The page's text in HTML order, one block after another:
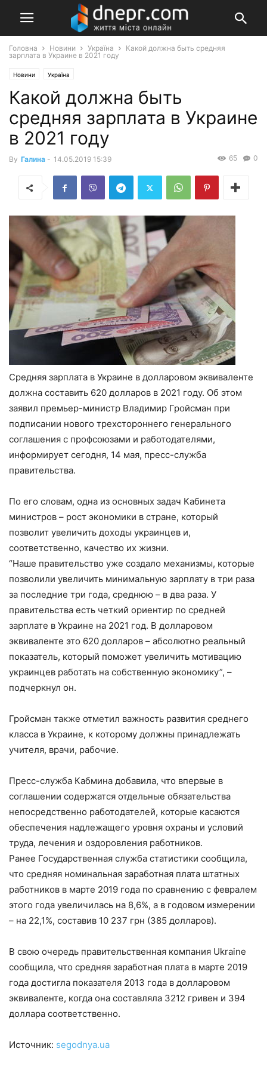
Головна Новини Україна
Какой должна быть средняя
зарплата в Украине в 2021 году
Новини Україна
Какой должна быть
средняя зарплата в Украине
в 2021 году
By Галина - 14.05.2019 15:39 0
65
Средняя зарплата в Украине в долларовом эквиваленте
должна составить 620 долларов в 2021 году. Об этом
заявил премьер-министр Владимир Гройсман при
подписании нового трехстороннего генерального
соглашения с профсоюзами и работодателями,
информирует сегодня, 14 мая, пресс-служба
правительства.
По его словам, одна из основных задач Кабинета
министров – рост экономики в стране, который
позволит увеличить доходы украинцев и,
соответственно, качество их жизни.
“Наше правительство уже создало механизмы, которые
позволили увеличить минимальную зарплату в три раза
за последние три года, среднюю – в два раза. У
правительства есть четкий ориентир по средней
зарплате в Украине на 2021 год. В долларовом
эквиваленте это 620 долларов – абсолютно реальный
показатель, который поможет увеличить мотивацию
украинцев работать на собственную экономику”, –
подчеркнул он.
Гройсман также отметил важность развития среднего
класса в Украине, к которому должны принадлежать
учителя, врачи, рабочие.
Пресс-служба Кабмина добавила, что впервые в
соглашении содержатся отдельные обязательства
непосредственно работодателей, которые касаются
обеспечения надлежащего уровня охраны и условий
труда, лечения и оздоровления работников.
Ранее Государственная служба статистики сообщила,
что средняя номинальная заработная плата штатных
работников в марте 2019 года по сравнению с февралем
этого года увеличилась на 8,6%, а в годовом измерении
– на 22,1%, составив 10 237 грн (385 долларов).
В свою очередь правительственная компания Ukraine
сообщила, что средняя заработная плата в марте 2019
года достигла показателя 2013 года в долларовом
эквиваленте, когда она составляла 3212 гривен и 394
доллара соответственно.
Источник: segodnya.ua